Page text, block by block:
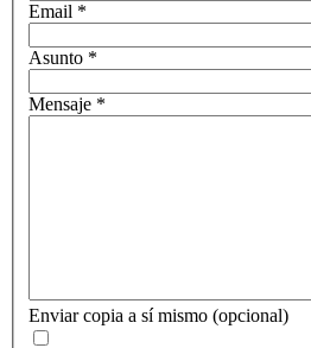
Email *
Asunto *
Mensaje *
Enviar copia a sí mismo (opcional)